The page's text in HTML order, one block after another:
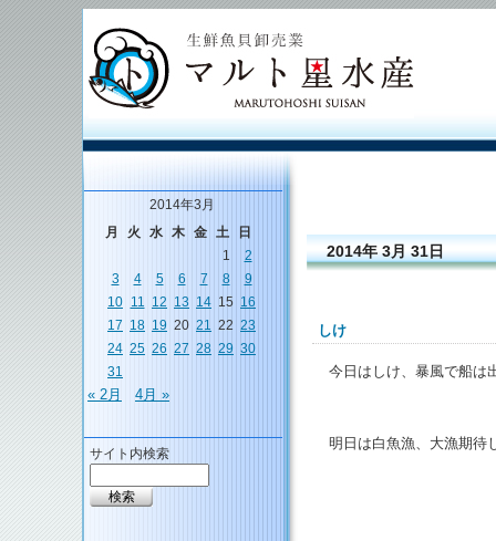
2014年 3月 31日
しけ
今日はしけ、暴風で船は
明日は白魚漁、大漁期待
2014年3月
月
火 水 木 金 土
日
1
2
3
4 5 6 7 8
9
10 11 12 13 14 15 16
17 18 19 20 21 22 23
24 25 26 27 28 29 30
31
« 2月 4月 »
サイト内検索